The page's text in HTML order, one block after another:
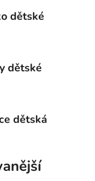
dětské
dětské
dětská